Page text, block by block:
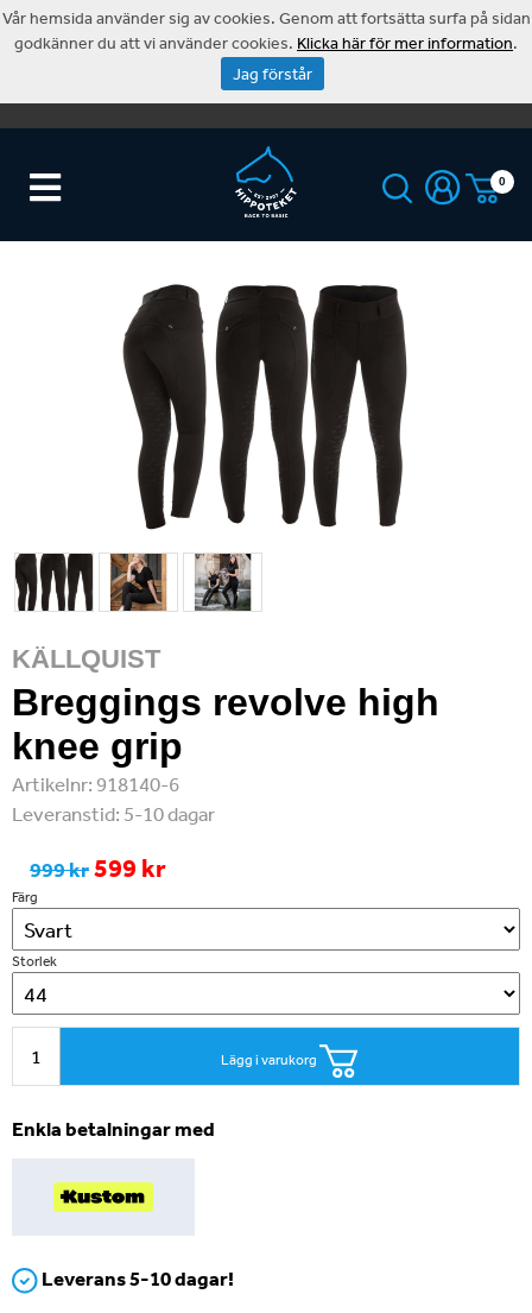
0
KÄLLQUIST
Breggings revolve high
knee grip
Artikelnr: 918140-6
Leveranstid: 5-10 dagar
999 kr599 kr
Färg
Storlek
Lägg i varukorg
Enkla betalningar med
Leverans 5-10 dagar!
Vår hemsida använder sig av cookies. Genom att fortsätta surfa på sidan
godkänner du att vi använder cookies. Klicka här för mer information.
Jag förstår